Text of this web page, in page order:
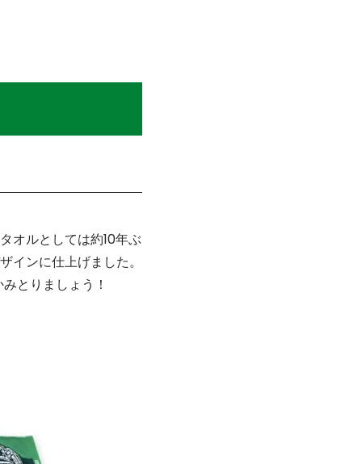
オルとしては約10年ぶ
インに仕上げました。
とりましょう！